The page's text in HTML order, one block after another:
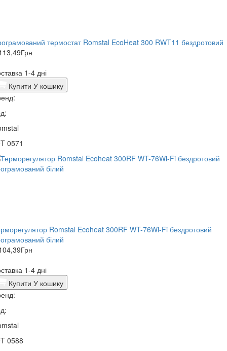
термостат Romstal EcoHeat 300 RWT11 бездротовий
Грн
1-4 дні
Купити У кошику
0571
Romstal Ecoheat 300RF WT-76Wi-Fi бездротовий
білий
Грн
1-4 дні
Купити У кошику
0588